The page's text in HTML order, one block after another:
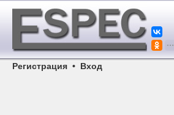
Регистрация • Вход